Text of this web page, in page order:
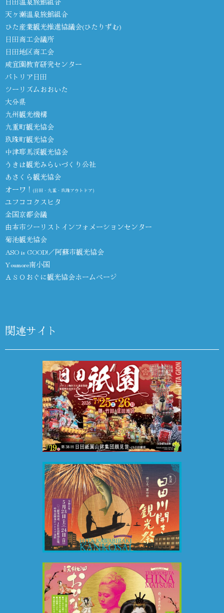
天ヶ瀬温泉旅館組合
ひた産業観光推進協議会(ひたりずむ)
日田商工会議所
日田地区商工会
咸宜園教育研究センター
パトリア日田
ツーリズムおおいた
大分県
九州観光機構
九重町観光協会
玖珠町観光協会
中津耶馬渓観光協会
うきは観光みらいづくり公社
あさくら観光協会
オーワ！ (日田・九重・玖珠アウトドア)
ユフココクスヒタ
全国京都会議
由布市ツーリストインフォメーションセンター
菊池観光協会
ASO is GOOD!／阿蘇市観光協会
Youmore南小国
ＡＳＯおぐに観光協会ホームページ
関連サイト